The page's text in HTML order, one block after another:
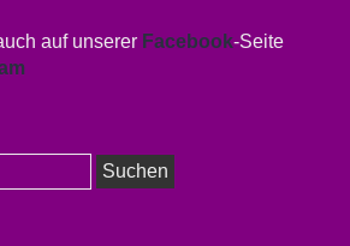
auf unserer Facebook-Seite